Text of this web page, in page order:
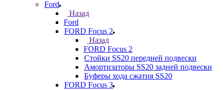
Ford
Назад
Ford
FORD Focus 2
Назад
FORD Focus 2
Стойки SS20 передней подвески
Амортизаторы SS20 задней подвески
Буферы хода сжатия SS20
FORD Focus 3